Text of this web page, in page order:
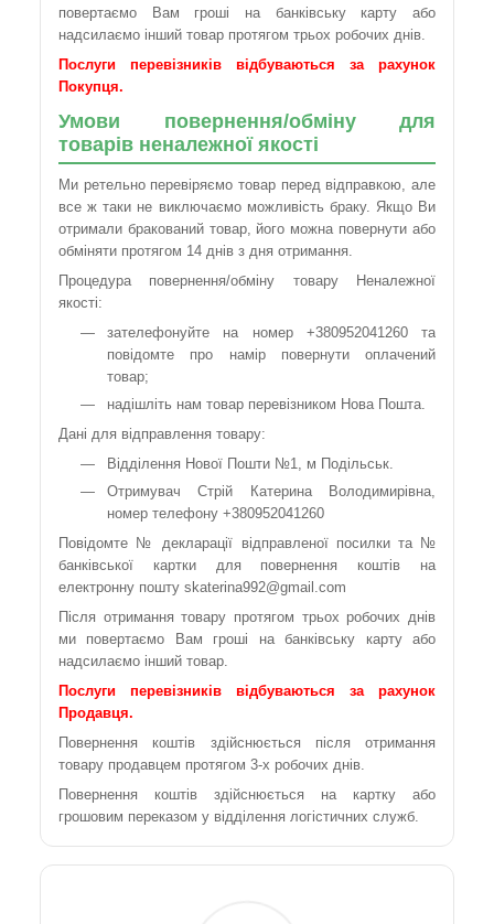
повертаємо Вам гроші на банківську карту або
надсилаємо інший товар протягом трьох робочих днів.
Послуги перевізників відбуваються за рахунок
Покупця.
Умови повернення/обміну для
товарів неналежної якості
Ми ретельно перевіряємо товар перед відправкою, але
все ж таки не виключаємо можливість браку. Якщо Ви
отримали бракований товар, його можна повернути або
обміняти протягом 14 днів з дня отримання.
Процедура повернення/обміну товару Неналежної
якості:
зателефонуйте на номер +380952041260 та
повідомте про намір повернути оплачений
товар;
надішліть нам товар перевізником Нова Пошта.
Дані для відправлення товару:
Відділення Нової Пошти №1, м Подільськ.
Отримувач Стрій Катерина Володимирівна,
номер телефону +380952041260
Повідомте № декларації відправленої посилки та №
банківської картки для повернення коштів на
електронну пошту skaterina992@gmail.com
Після отримання товару протягом трьох робочих днів
ми повертаємо Вам гроші на банківську карту або
надсилаємо інший товар.
Послуги перевізників відбуваються за рахунок
Продавця.
Повернення коштів здійснюється після отримання
товару продавцем протягом 3-х робочих днів.
Повернення коштів здійснюється на картку або
грошовим переказом у відділення логістичних служб.